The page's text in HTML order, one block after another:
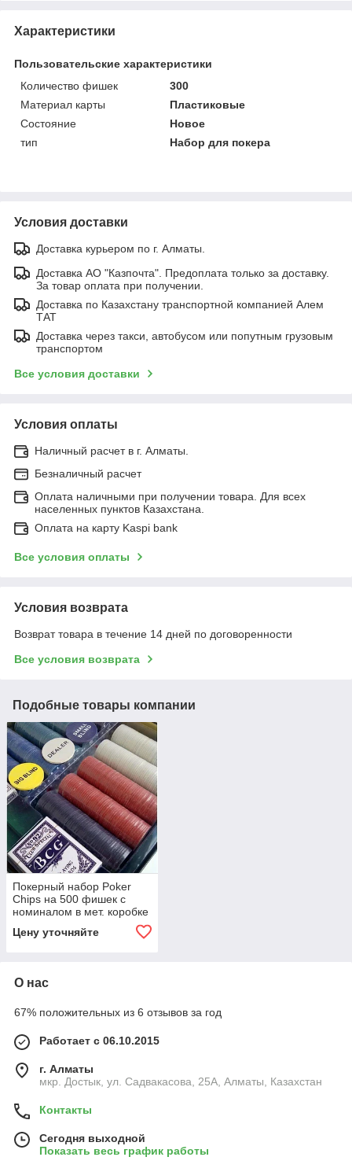
Характеристики
Пользовательские характеристики
Количество фишек
300
Материал карты
Пластиковые
Состояние
Новое
тип
Набор для покера
Условия доставки
Доставка курьером по г. Алматы.
Доставка АО "Казпочта". Предоплата только за доставку.
За товар оплата при получении.
Доставка по Казахстану транспортной компанией Алем
ТАТ
Доставка через такси, автобусом или попутным грузовым
транспортом
Все условия доставки
Условия оплаты
Наличный расчет в г. Алматы.
Безналичный расчет
Оплата наличными при получении товара. Для всех
населенных пунктов Казахстана.
Оплата на карту Kaspi bank
Все условия оплаты
Условия возврата
Возврат товара в течение 14 дней по договоренности
Все условия возврата
Подобные товары компании
Покерный набор Poker
Chips на 500 фишек с
номиналом в мет. коробке
Цену уточняйте
О нас
67% положительных из 6 отзывов за год
Работает с 06.10.2015
г. Алматы
мкр. Достык, ул. Садвакасова, 25А, Алматы, Казахстан
Контакты
Сегодня выходной
Показать весь график работы